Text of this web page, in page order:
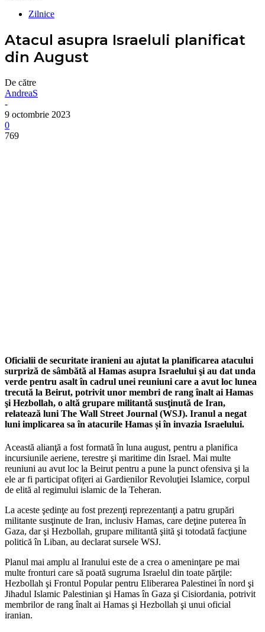
Zilnice
Atacul asupra Israeluli planificat
din August
De către
AndreaS
-
9 octombrie 2023
0
769
Oficialii de securitate iranieni au ajutat la planificarea atacului
surpriză de sâmbătă al Hamas asupra Israelului şi au dat unda
verde pentru asalt în cadrul unei reuniuni care a avut loc lunea
trecută la Beirut, potrivit unor membri de rang înalt ai Hamas
şi Hezbollah, o altă grupare militantă susţinută de Iran,
relatează luni The Wall Street Journal (WSJ). Iranul a negat
luni implicarea sa în atacurile Hamas și în invazia Israelului.
Această alianţă a fost formată în luna august, pentru a planifica
incursiunile aeriene, terestre şi maritime din Israel. Mai multe
reuniuni au avut loc la Beirut pentru a pune la punct ofensiva şi la
ele ar fi participat ofiţeri ai Gardienilor Revoluţiei Islamice, corpul
de elită al regimului islamic de la Teheran.
La aceste şedinţe au fost prezenţi reprezentanţi a patru grupări
militante susţinute de Iran, inclusiv Hamas, care deţine puterea în
Gaza, dar şi Hezbollah, grupare militantă şiită şi totodată facţiune
politică în Liban, au declarat sursele WSJ.
Planul mai amplu al Iranului este de a crea o ameninţare pe mai
multe fronturi care să poată sugruma Israelul din toate părţile:
Hezbollah şi Frontul Popular pentru Eliberarea Palestinei în nord şi
Jihadul Islamic Palestinian şi Hamas în Gaza şi Cisiordania, potrivit
membrilor de rang înalt ai Hamas şi Hezbollah şi unui oficial
iranian.